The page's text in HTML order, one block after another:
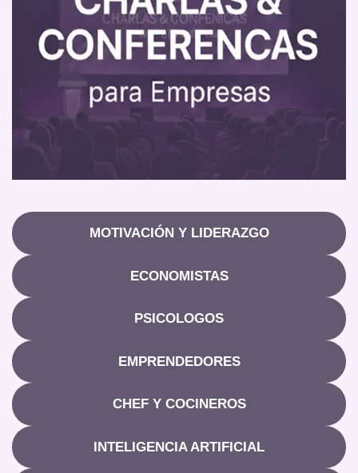
MOTIVACIÓN Y LIDERAZGO
ECONOMISTAS
PSICOLOGOS
EMPRENDEDORES
CHEF Y COCINEROS
INTELIGENCIA ARTIFICIAL